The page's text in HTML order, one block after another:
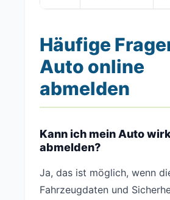
Häufige
Auto online
abmelden
Kann ich mein Auto
abmelden?
Ja, das ist möglich, wenn
Fahrzeugdaten und